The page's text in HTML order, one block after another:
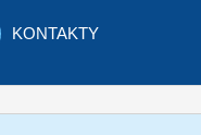
KONTAKTY